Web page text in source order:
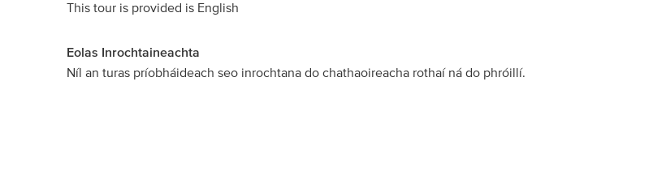
This tour is provided is English
Eolas Inrochtaineachta
Níl an turas príobháideach seo inrochtana do chathaoireacha rothaí ná do phróillí.